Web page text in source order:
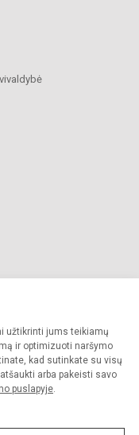
užtikrinti jums teikiamų
ir optimizuoti naršymo
kad sutinkate su visų
arba pakeisti savo
puslapyje.
teisės saugomos.
griežtai draudžiama.
valdymas